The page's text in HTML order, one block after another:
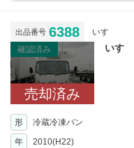
出品番号 6388
いすゞ
確認済み
売却済み
いす
形 冷蔵冷凍バン
年
2010(H22)